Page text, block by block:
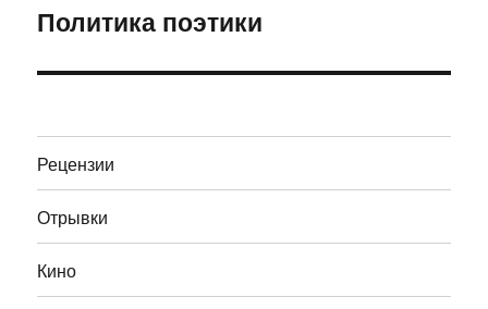
Следующая
Политика поэтики
Рецензии
Отрывки
Кино